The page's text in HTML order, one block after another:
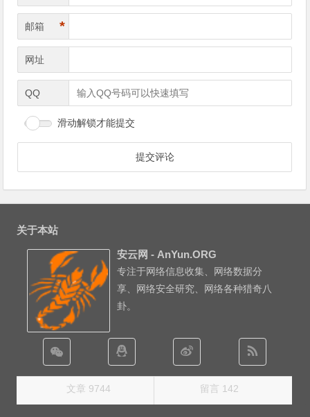
邮箱 *
网址
QQ
滑动解锁才能提交
关于本站
安云网 - AnYun.ORG
专注于网络信息收集、网络数据分
享、网络安全研究、网络各种猎奇八
卦。
文章 9744 留言 142